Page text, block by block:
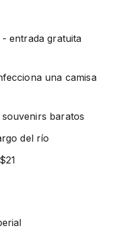
entrada gratuita
una camisa
baratos
del río
$21